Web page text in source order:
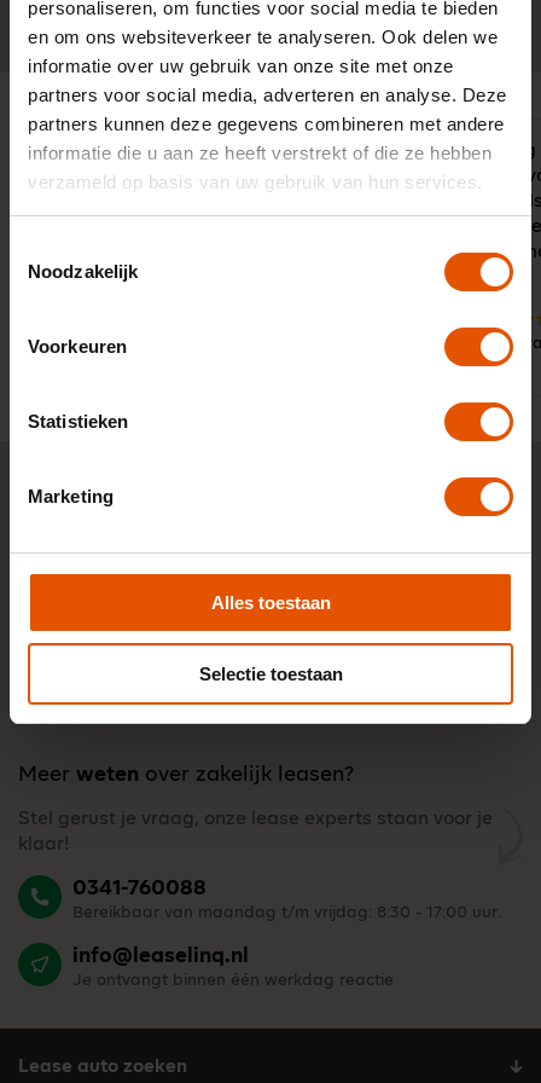
personaliseren, om functies voor social media te bieden
en om ons websiteverkeer te analyseren. Ook delen we
informatie over uw gebruik van onze site met onze
partners voor social media, adverteren en analyse. Deze
partners kunnen deze gegevens combineren met andere
informatie die u aan ze heeft verstrekt of die ze hebben
verzameld op basis van uw gebruik van hun services.
Noodzakelijk
Voorkeuren
Statistieken
Marketing
Alles toestaan
Selectie toestaan
0341-760088 Neem contact op
Snelle service, accuraat en
behulpzaam. Al jaren tevreden over
9
Zeer prettig
met Victor
ontpopte
open
aan de
10 Door:
Dhr.
Dorp
Meer weten over zakelijk leasen?
Stel gerust je vraag, onze lease experts staan voor je
klaar!
0341-760088
Bereikbaar van maandag t/m vrijdag: 8:30 - 17:00 uur.
info@leaselinq.nl
Je ontvangt binnen één werkdag reactie
Lease auto zoeken